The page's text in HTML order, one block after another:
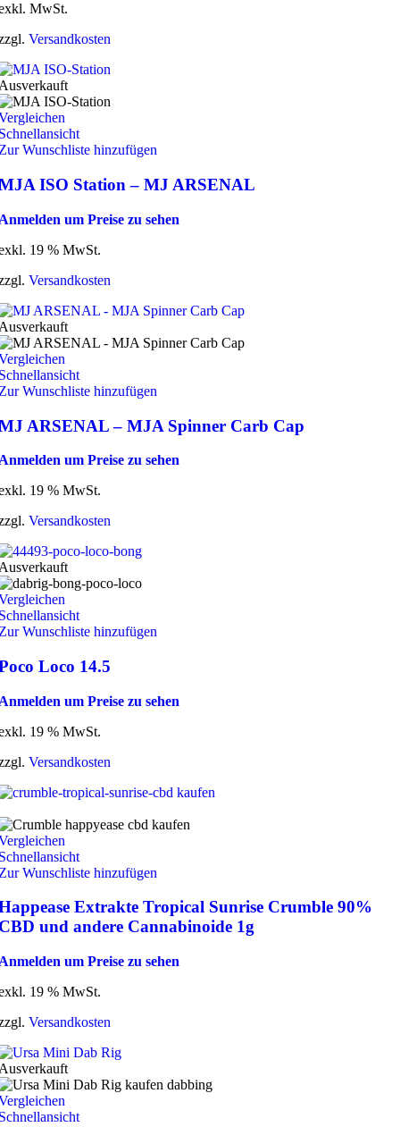
MwSt.
Versandkosten
Wunschliste hinzufügen
ISO Station – MJ ARSENAL
um Preise zu sehen
19 % MwSt.
Versandkosten
Wunschliste hinzufügen
ARSENAL – MJA Spinner Carb Cap
um Preise zu sehen
19 % MwSt.
Versandkosten
Wunschliste hinzufügen
Loco 14.5
um Preise zu sehen
19 % MwSt.
Versandkosten
Wunschliste hinzufügen
Extrakte Tropical Sunrise Crumble 90%
und andere Cannabinoide 1g
um Preise zu sehen
19 % MwSt.
Versandkosten